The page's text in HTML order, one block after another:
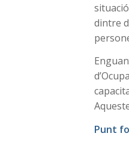
dintre
Punt